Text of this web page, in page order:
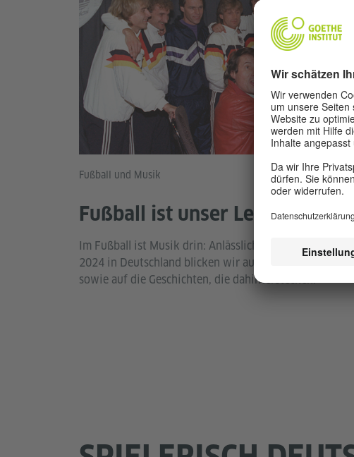
Fußball und Musik
Fußball ist unser Leben
Im Fußball ist Musik drin: Anlässlich der
2024 in Deutschland blicken wir auf skurrile und
sowie auf die Geschichten, die dahinterstecken.
© picture-